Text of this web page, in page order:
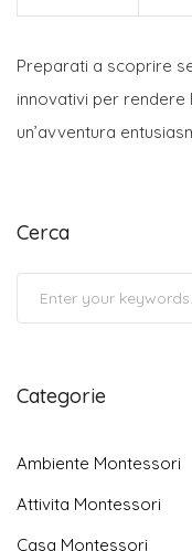
Preparati a scoprire
innovativi per rendere
un’avventura
Cerca
Categorie
Ambiente Montessori
Attivita Montessori
Casa Montessori